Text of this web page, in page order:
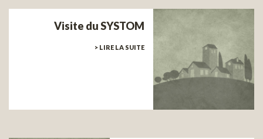
Visite du SYSTOM
> LIRE LA SUITE